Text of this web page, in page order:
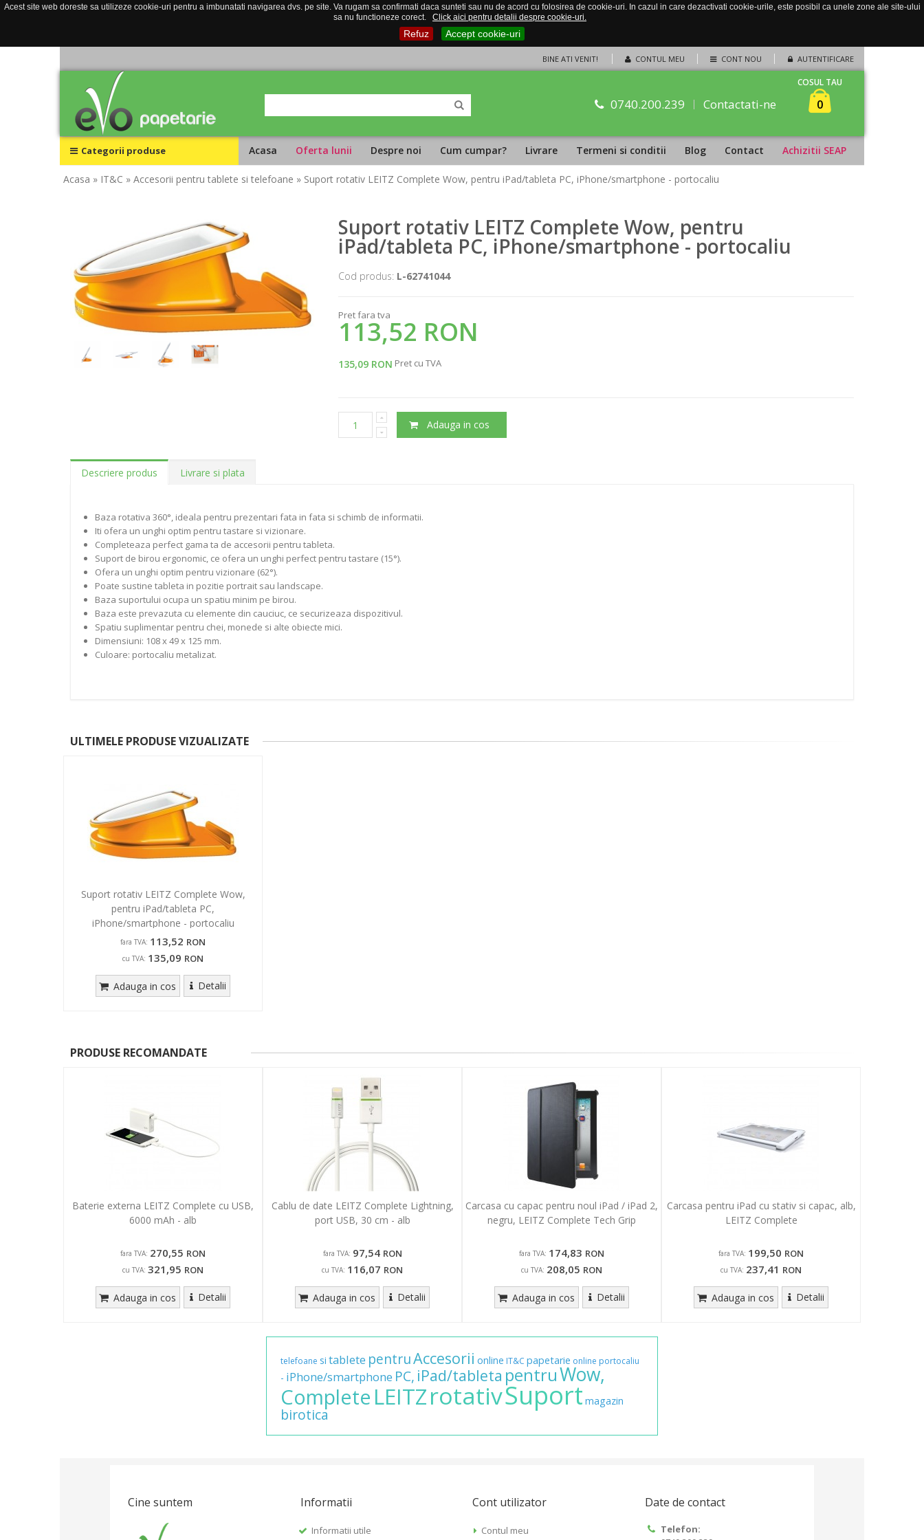
Acest site web doreste sa utilizeze cookie-uri pentru a imbunatati navigarea dvs. pe site. Va rugam sa confirmati daca sunteti sau nu de acord cu folosirea de cookie-uri. In cazul in care dezactivati cookie-urile, este posibil ca unele zone ale site-ului
sa nu functioneze corect.
Click aici pentru detalii despre cookie-uri.
Refuz Accept cookie-uri
CONTUL MEU CONT NOU AUTENTIFICARE
BINE ATI VENIT!
0740.200.239 Contactati-ne
COSUL TAU
0
Categorii produse Acasa Oferta lunii Despre noi Cum cumpar? Livrare Termeni si conditii Blog Contact Achizitii SEAP
Acasa » IT&C » Accesorii pentru tablete si telefoane » Suport rotativ LEITZ Complete Wow, pentru iPad/tableta PC, iPhone/smartphone - portocaliu
Suport rotativ LEITZ Complete Wow, pentru
iPad/tableta PC, iPhone/smartphone - portocaliu
Cod produs: L-62741044
Pret fara tva
113,52 RON
135,09 RON Pret cu TVA
Adauga in cos
Descriere produs Livrare si plata
Baza rotativa 360°, ideala pentru prezentari fata in fata si schimb de informatii.
Iti ofera un unghi optim pentru tastare si vizionare.
Completeaza perfect gama ta de accesorii pentru tableta.
Suport de birou ergonomic, ce ofera un unghi perfect pentru tastare (15°).
Ofera un unghi optim pentru vizionare (62°).
Poate sustine tableta in pozitie portrait sau landscape.
Baza suportului ocupa un spatiu minim pe birou.
Baza este prevazuta cu elemente din cauciuc, ce securizeaza dispozitivul.
Spatiu suplimentar pentru chei, monede si alte obiecte mici.
Dimensiuni: 108 x 49 x 125 mm.
Culoare: portocaliu metalizat.
ULTIMELE PRODUSE VIZUALIZATE
Suport rotativ LEITZ Complete Wow,
pentru iPad/tableta PC,
iPhone/smartphone - portocaliu
fara TVA: 113,52 RON
cu TVA: 135,09 RON
Adauga in cos Detalii
PRODUSE RECOMANDATE
Baterie externa LEITZ Complete cu USB,
6000 mAh - alb
fara TVA: 270,55 RON
cu TVA: 321,95 RON
Adauga in cos Detalii
Cablu de date LEITZ Complete Lightning,
port USB, 30 cm - alb
fara TVA: 97,54 RON
cu TVA: 116,07 RON
Adauga in cos Detalii
Carcasa cu capac pentru noul iPad / iPad 2,
negru, LEITZ Complete Tech Grip
fara TVA: 174,83 RON
cu TVA: 208,05 RON
Adauga in cos Detalii
Carcasa pentru iPad cu stativ si capac, alb,
LEITZ Complete
fara TVA: 199,50 RON
cu TVA: 237,41 RON
Adauga in cos Detalii
telefoane si tablete pentruAccesorii online IT&C papetarie online portocaliu
- iPhone/smartphone PC, iPad/tableta pentruWow,
Complete LEITZrotativSuport magazin
birotica
Cine suntem Informatii
Informatii utile
Cont utilizator
Contul meu
Date de contact
Telefon: